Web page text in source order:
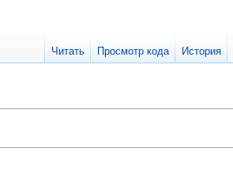
Читать Просмотр кода История